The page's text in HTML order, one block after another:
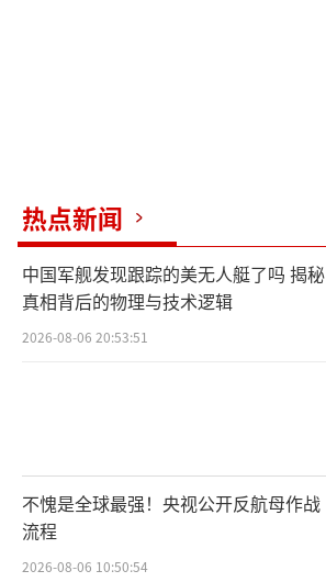
前方有“敌”舰艇编队活动
各舰立即转入战斗部署
组成防御队形
热点新闻
中国军舰发现跟踪的美无人艇了吗 揭秘
真相背后的物理与技术逻辑
2026-08-06 20:53:51
不愧是全球最强！央视公开反航母作战
流程
2026-08-06 10:50:54